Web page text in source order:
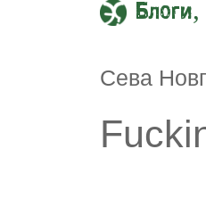
Сева